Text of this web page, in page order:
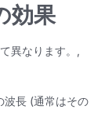
効果
異なります。,
波長 (通常はその